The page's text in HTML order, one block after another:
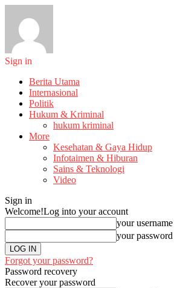
Sign in
Berita Utama
Internasional
Politik
Hukum & Kriminal
hukum kriminal
More
Kesehatan & Gaya Hidup
Infotaimen & Hiburan
Sains & Teknologi
Video
Sign in
Welcome!Log into your account
your username
your password
Forgot your password?
Password recovery
Recover your password